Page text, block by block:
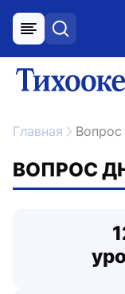
меню поиск
Главная
ВОПРОС